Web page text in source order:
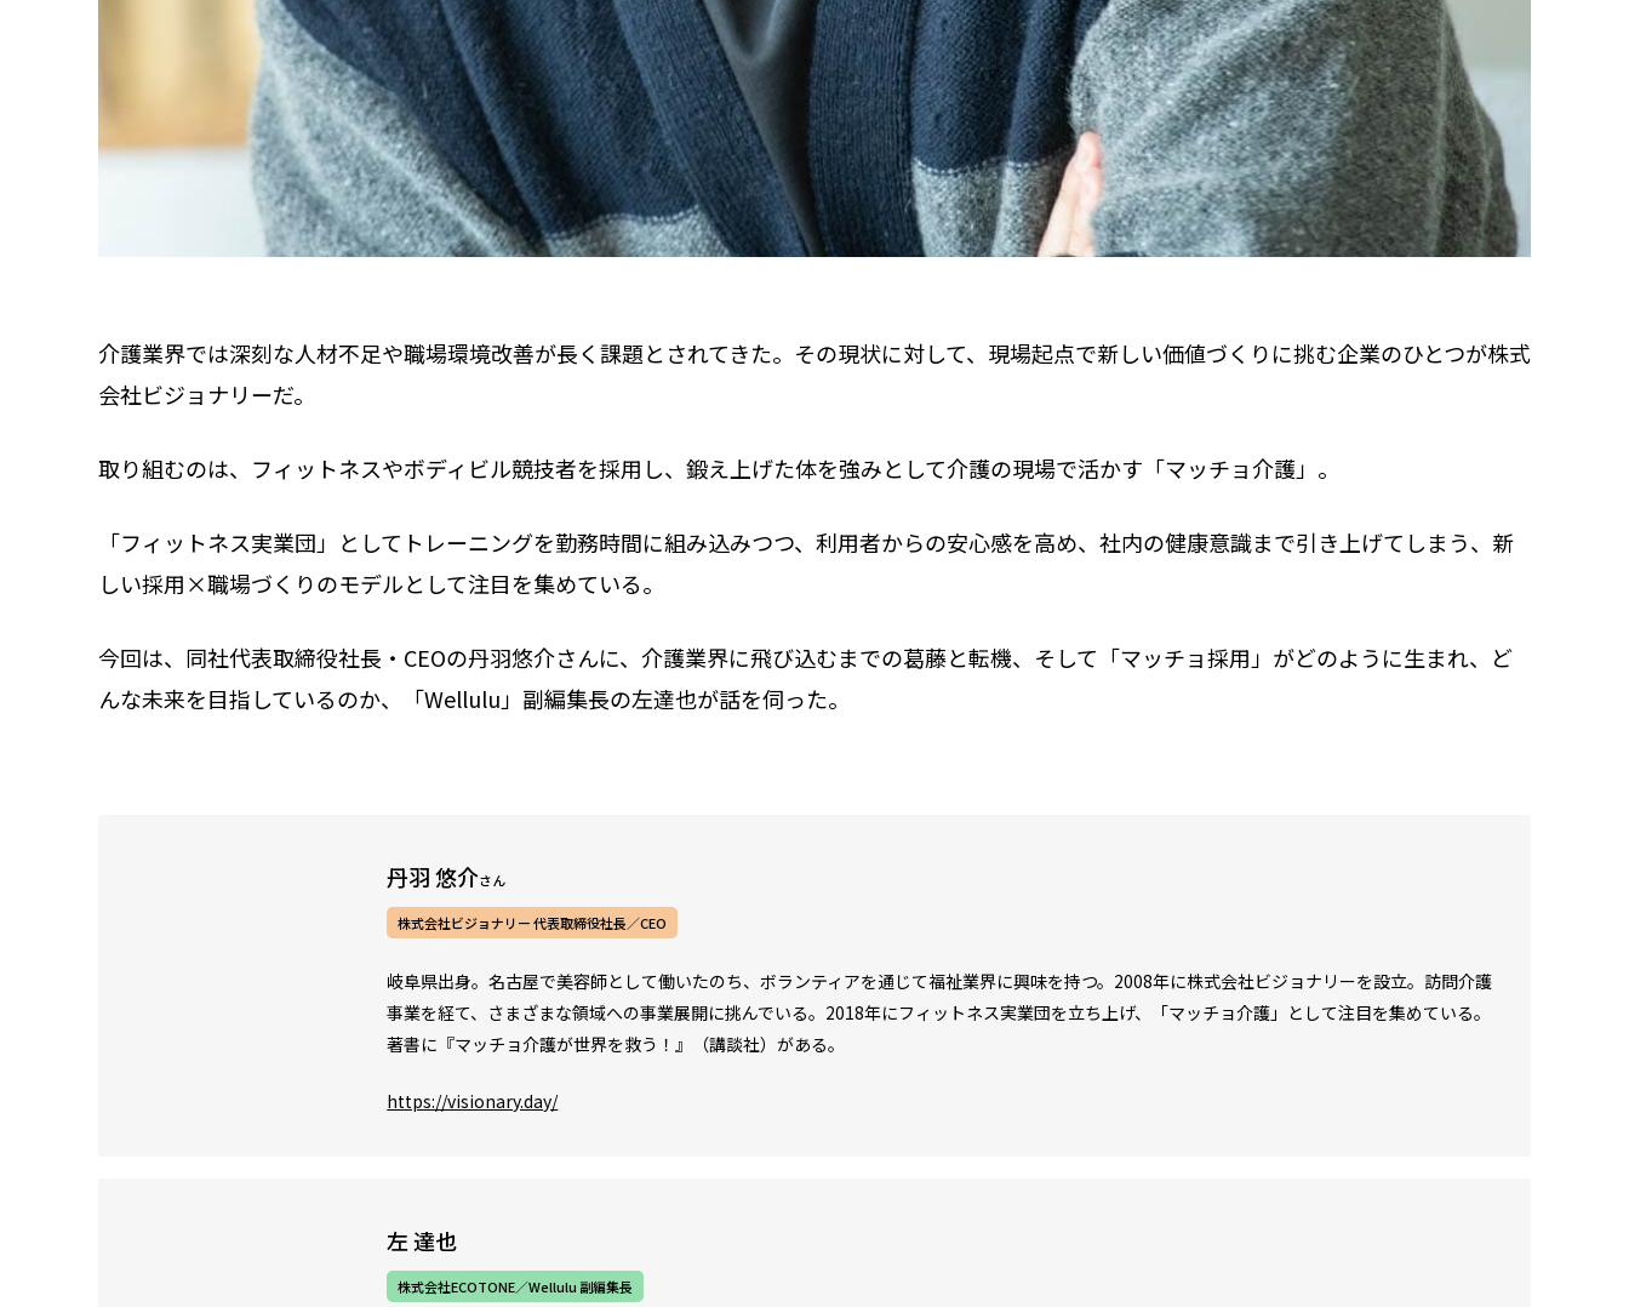
介護業界では深刻な人材不足や職場環境改善が長く課題とされてきた。その現状に対して、現場起点で新しい価値づくりに挑む企業のひとつが株式
会社ビジョナリーだ。
取り組むのは、フィットネスやボディビル競技者を採用し、鍛え上げた体を強みとして介護の現場で活かす「マッチョ介護」。
「フィットネス実業団」としてトレーニングを勤務時間に組み込みつつ、利用者からの安心感を高め、社内の健康意識まで引き上げてしまう、新
しい採用×職場づくりのモデルとして注目を集めている。
今回は、同社代表取締役社長・CEOの丹羽悠介さんに、介護業界に飛び込むまでの葛藤と転機、そして「マッチョ採用」がどのように生まれ、ど
んな未来を目指しているのか、「Wellulu」副編集長の左達也が話を伺った。
丹羽 悠介さん
株式会社ビジョナリー 代表取締役社長／CEO
岐阜県出身。名古屋で美容師として働いたのち、ボランティアを通じて福祉業界に興味を持つ。2008年に株式会社ビジョナリーを設立。訪問介護
事業を経て、さまざまな領域への事業展開に挑んでいる。2018年にフィットネス実業団を立ち上げ、「マッチョ介護」として注目を集めている。
著書に『マッチョ介護が世界を救う！』（講談社）がある。
https://visionary.day/
左 達也
株式会社ECOTONE／Wellulu 副編集長